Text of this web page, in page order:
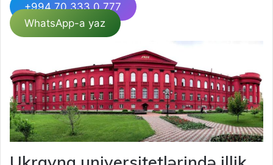
+994 70 333 0 777
WhatsApp-a yaz